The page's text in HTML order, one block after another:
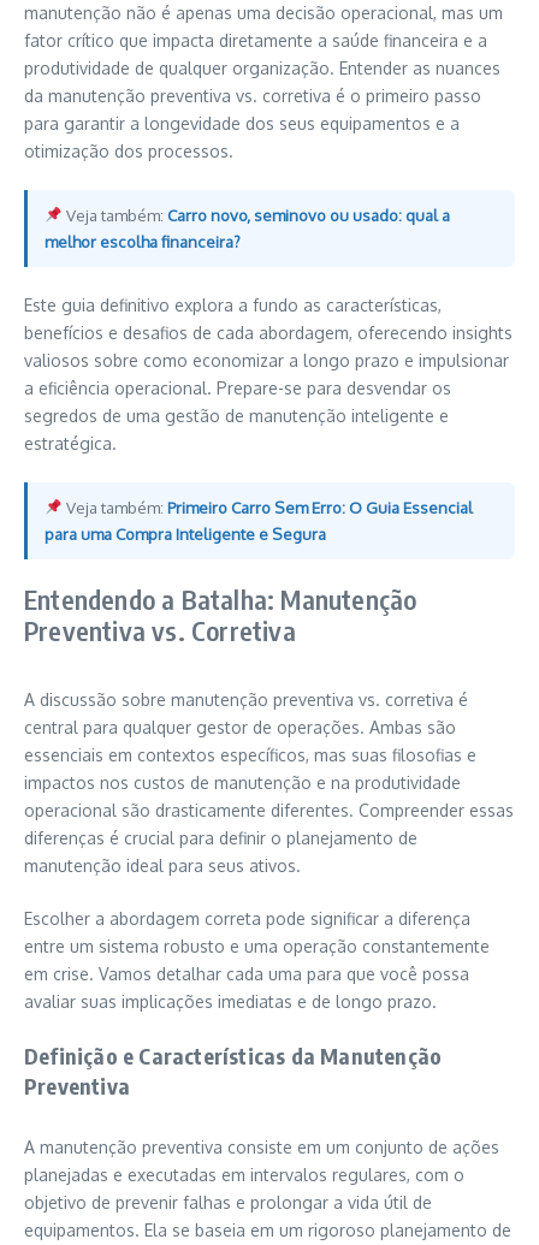
manutenção não é apenas uma decisão operacional, mas um
fator crítico que impacta diretamente a saúde financeira e a
produtividade de qualquer organização. Entender as nuances
da manutenção preventiva vs. corretiva é o primeiro passo
para garantir a longevidade dos seus equipamentos e a
otimização dos processos.
Veja também:Carro novo, seminovo ou usado: qual a
melhor escolha financeira?
Este guia definitivo explora a fundo as características,
benefícios e desafios de cada abordagem, oferecendo insights
valiosos sobre como economizar a longo prazo e impulsionar
a eficiência operacional. Prepare-se para desvendar os
segredos de uma gestão de manutenção inteligente e
estratégica.
Veja também:Primeiro Carro Sem Erro: O Guia Essencial
para uma Compra Inteligente e Segura
Entendendo a Batalha: Manutenção
Preventiva vs. Corretiva
A discussão sobre manutenção preventiva vs. corretiva é
central para qualquer gestor de operações. Ambas são
essenciais em contextos específicos, mas suas filosofias e
impactos nos custos de manutenção e na produtividade
operacional são drasticamente diferentes. Compreender essas
diferenças é crucial para definir o planejamento de
manutenção ideal para seus ativos.
Escolher a abordagem correta pode significar a diferença
entre um sistema robusto e uma operação constantemente
em crise. Vamos detalhar cada uma para que você possa
avaliar suas implicações imediatas e de longo prazo.
Definição e Características da Manutenção
Preventiva
A manutenção preventiva consiste em um conjunto de ações
planejadas e executadas em intervalos regulares, com o
objetivo de prevenir falhas e prolongar a vida útil de
equipamentos. Ela se baseia em um rigoroso planejamento de